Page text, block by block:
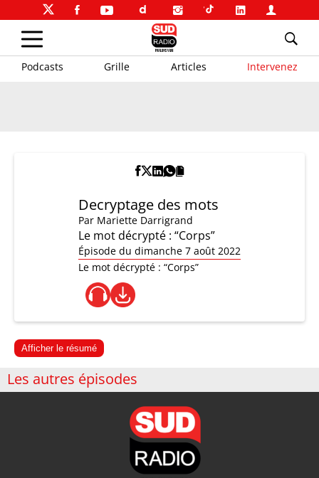
Podcasts Grille Articles Intervenez
Decryptage des mots
Par Mariette Darrigrand
Le mot décrypté : “Corps”
Épisode du dimanche 7 août 2022
Le mot décrypté : “Corps”
Afficher le résumé
Les autres épisodes